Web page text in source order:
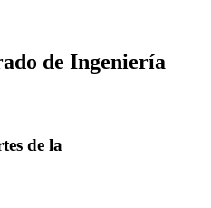
de Ingeniería
de la